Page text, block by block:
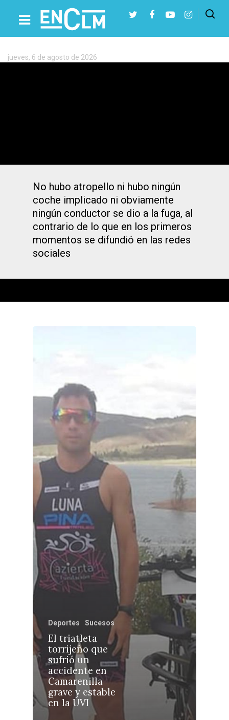
Etiqueta:
Ángel
Portales
Presiona Intro para buscar o ESC para cerrar
jueves, 6 de agosto de 2026
No hubo atropello ni hubo ningún
coche implicado ni obviamente
ningún conductor se dio a la fuga, al
contrario de lo que en los primeros
momentos se difundió en las redes
sociales
Deportes Sucesos
El triatleta
torrijeño que
sufrió un
accidente en
Camarenilla
grave y estable
en la UVI
Castilla-La
Ciudad Real
Cuenca
Guadalajara
Talavera
Sanidad
Economía
Educación
Cultura
Deportes
Sucesos
Medio Ambiente
Planeta Rural
Especiales
Política
Galerías